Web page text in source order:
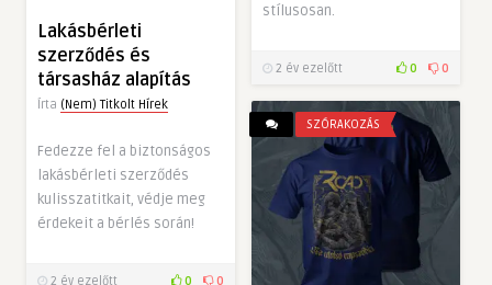
stílusosan.
2 év ezelőtt 0 0
Lakásbérleti
szerződés és
társasház alapítás
Írta (Nem) Titkolt Hírek
Fedezze fel a biztonságos
lakásbérleti szerződés
kulisszatitkait, védje meg
érdekeit a bérlés során!
2 év ezelőtt 0 0
SZÓRAKOZÁS